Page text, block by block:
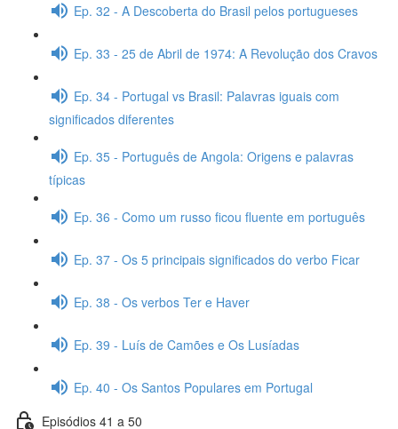
Ep. 32 - A Descoberta do Brasil pelos portugueses
Ep. 33 - 25 de Abril de 1974: A Revolução dos Cravos
Ep. 34 - Portugal vs Brasil: Palavras iguais com
significados diferentes
Ep. 35 - Português de Angola: Origens e palavras
típicas
Ep. 36 - Como um russo ficou fluente em português
Ep. 37 - Os 5 principais significados do verbo Ficar
Ep. 38 - Os verbos Ter e Haver
Ep. 39 - Luís de Camões e Os Lusíadas
Ep. 40 - Os Santos Populares em Portugal
Episódios 41 a 50